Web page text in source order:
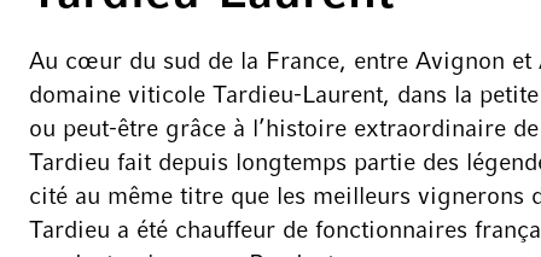
Au cœur du sud de la France, entre Avignon et
domaine viticole Tardieu-Laurent, dans la
ou peut-être grâce à l’histoire extraordinaire
Tardieu fait depuis longtemps partie des
cité au même titre que les meilleurs vignerons
Tardieu a été chauffeur de fonctionnaires